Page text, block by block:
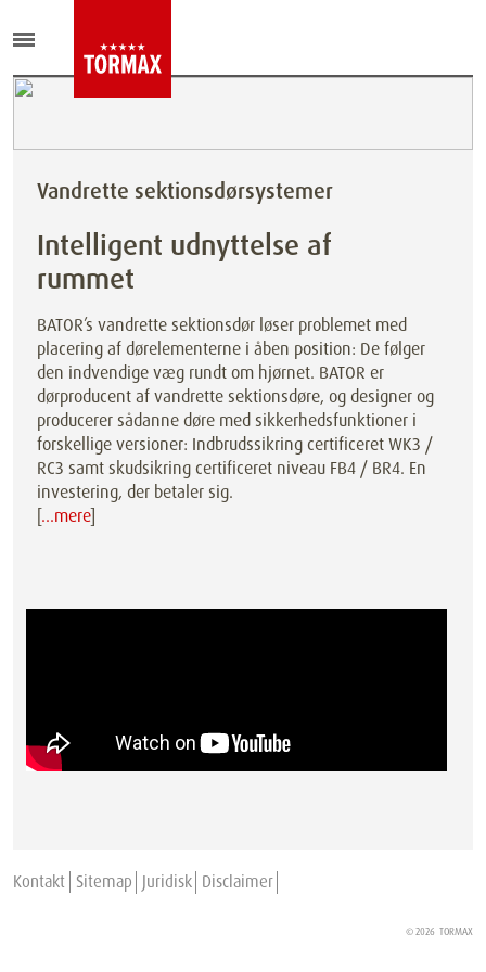
Vandrette sektionsdørsystemer
Intelligent udnyttelse af
rummet
BATOR’s vandrette sektionsdør løser problemet med
placering af dørelementerne i åben position: De følger
den indvendige væg rundt om hjørnet. BATOR er
dørproducent af vandrette sektionsdøre, og designer og
producerer sådanne døre med sikkerhedsfunktioner i
forskellige versioner: Indbrudssikring certificeret WK3 /
RC3 samt skudsikring certificeret niveau FB4 / BR4. En
investering, der betaler sig.
[…mere]
Kontakt Sitemap Juridisk Disclaimer
© 2026 TORMAX